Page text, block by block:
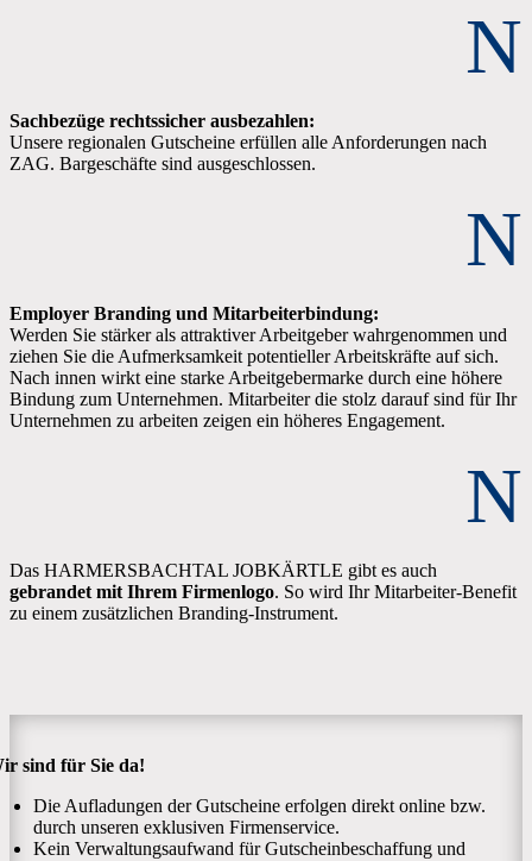
N
Sachbezüge rechtssicher ausbezahlen:
Unsere regionalen Gutscheine erfüllen alle Anforderungen nach
ZAG. Bargeschäfte sind ausgeschlossen.
N
Employer Branding und Mitarbeiterbindung:
Werden Sie stärker als attraktiver Arbeitgeber wahrgenommen und
ziehen Sie die Aufmerksamkeit potentieller Arbeitskräfte auf sich.
Nach innen wirkt eine starke Arbeitgebermarke durch eine höhere
Bindung zum Unternehmen. Mitarbeiter die stolz darauf sind für Ihr
Unternehmen zu arbeiten zeigen ein höheres Engagement.
N
Das HARMERSBACHTAL JOBKÄRTLE gibt es auch
gebrandet mit Ihrem Firmenlogo. So wird Ihr Mitarbeiter-Benefit
zu einem zusätzlichen Branding-Instrument.
sind für Sie da!
Die Aufladungen der Gutscheine erfolgen direkt online bzw.
durch unseren exklusiven Firmenservice.
Kein Verwaltungsaufwand für Gutscheinbeschaffung und